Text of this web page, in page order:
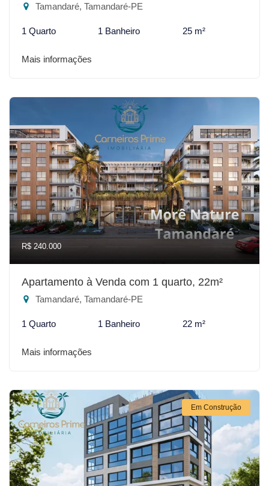
Tamandaré, Tamandaré-PE
1 Quarto 1 Banheiro 25 m²
Mais informações
R$ 240.000
Apartamento à Venda com 1 quarto, 22m²
Tamandaré, Tamandaré-PE
1 Quarto 1 Banheiro 22 m²
Mais informações
Em Construção